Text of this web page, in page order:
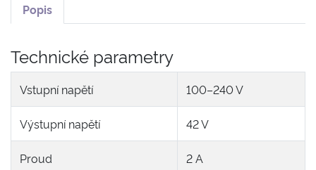
Popis
Technické parametry
Vstupní napětí 100–240 V
Výstupní napětí 42 V
Proud 2 A